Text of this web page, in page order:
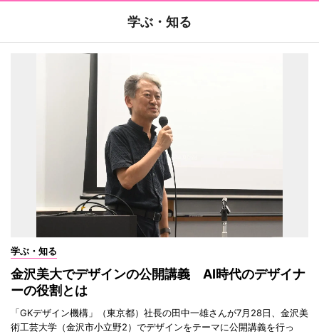
学ぶ・知る
学ぶ・知る
金沢美大でデザインの公開講義 AI時代のデザイナ
ーの役割とは
「GKデザイン機構」（東京都）社長の田中一雄さんが7月28日、金沢美
術工芸大学（金沢市小立野2）でデザインをテーマに公開講義を行っ